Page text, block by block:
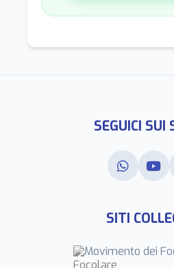
SEGUICI SUI
SITI
Movimento dei